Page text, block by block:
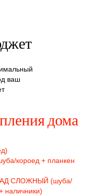
ваш
дома
короед + планкен
СЛОЖНЫЙ (шуба/
наличники)